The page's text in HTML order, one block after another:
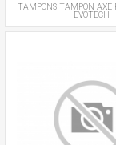
TAMPONS TAMPON AXE
EVOTECH